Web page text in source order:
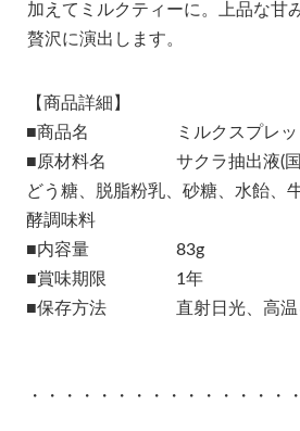
加えてミルクティーに。上品な甘
贅沢に演出します。
【商品詳細】
■商品名 ミルクスプレッ
■原材料名 サクラ抽出液(国
どう糖、脱脂粉乳、砂糖、水飴、
酵調味料
■内容量 83g
■賞味期限 1年
■保存方法 直射日光、高温を
・・・・・・・・・・・・・・